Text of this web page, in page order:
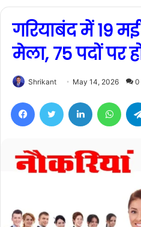
गरियाबंद में 19
मेला, 75 पदों पर
Shrikant May 14, 2026 0